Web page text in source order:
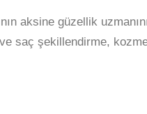
aksine güzellik
ve saç şekillendirme,